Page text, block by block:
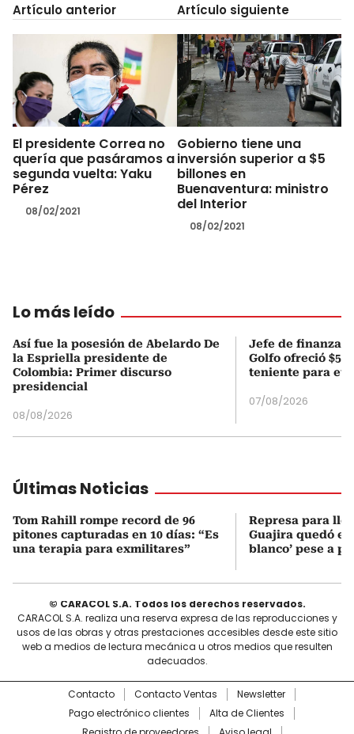
Artículo anterior
El presidente Correa no
quería que pasáramos a
segunda vuelta: Yaku
Pérez
08/02/2021
Artículo siguiente
Gobierno tiene una
inversión superior a $5
billones en
Buenaventura: ministro
del Interior
08/02/2021
Lo más leído
Así fue la posesión de Abelardo De
la Espriella presidente de
Colombia: Primer discurso
presidencial
08/08/2026
Jefe de finanzas
Golfo ofreció
teniente para
07/08/2026
Últimas Noticias
Tom Rahill rompe record de 96
pitones capturadas en 10 días: “Es
una terapia para exmilitares”
Represa para
Guajira quedó en
blanco’ pese a
© CARACOL S.A. Todos los derechos reservados.
CARACOL S.A. realiza una reserva expresa de las reproducciones y
usos de las obras y otras prestaciones accesibles desde este sitio
web a medios de lectura mecánica u otros medios que resulten
adecuados.
Contacto Contacto Ventas
Newsletter
Pago electrónico clientes
Alta de Clientes